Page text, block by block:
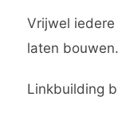
Vrijwel
laten bouwen.
Linkbuilding